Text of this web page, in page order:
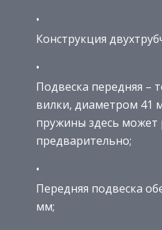
Конструкция
Подвеска передняя –
вилки, диаметром 41
пружины здесь может
предварительно;
Передняя подвеска
мм;